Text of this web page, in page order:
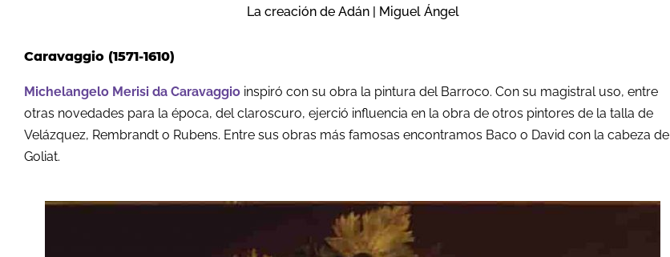
La creación de Adán | Miguel Ángel
Caravaggio (1571-1610)
Michelangelo Merisi da Caravaggio inspiró con su obra la pintura del Barroco. Con su magistral uso, entre
otras novedades para la época, del claroscuro, ejerció influencia en la obra de otros pintores de la talla de
Velázquez, Rembrandt o Rubens. Entre sus obras más famosas encontramos Baco o David con la cabeza de
Goliat.